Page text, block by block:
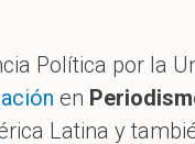
Política por la
en
Latina y